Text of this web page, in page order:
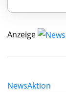
Anzeige
NewsAktion